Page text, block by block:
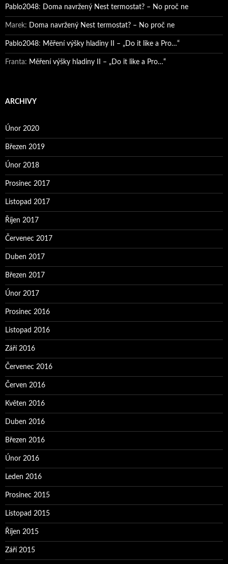
Pablo2048: Doma navržený Nest termostat? – No proč ne
Marek: Doma navržený Nest termostat? – No proč ne
Pablo2048: Měření výšky hladiny II – „Do it like a Pro…“
Franta: Měření výšky hladiny II – „Do it like a Pro…“
ARCHIVY
Únor 2020
Březen 2019
Únor 2018
Prosinec 2017
Listopad 2017
Říjen 2017
Červenec 2017
Duben 2017
Březen 2017
Únor 2017
Prosinec 2016
Listopad 2016
Září 2016
Červenec 2016
Červen 2016
Květen 2016
Duben 2016
Březen 2016
Únor 2016
Leden 2016
Prosinec 2015
Listopad 2015
Říjen 2015
Září 2015